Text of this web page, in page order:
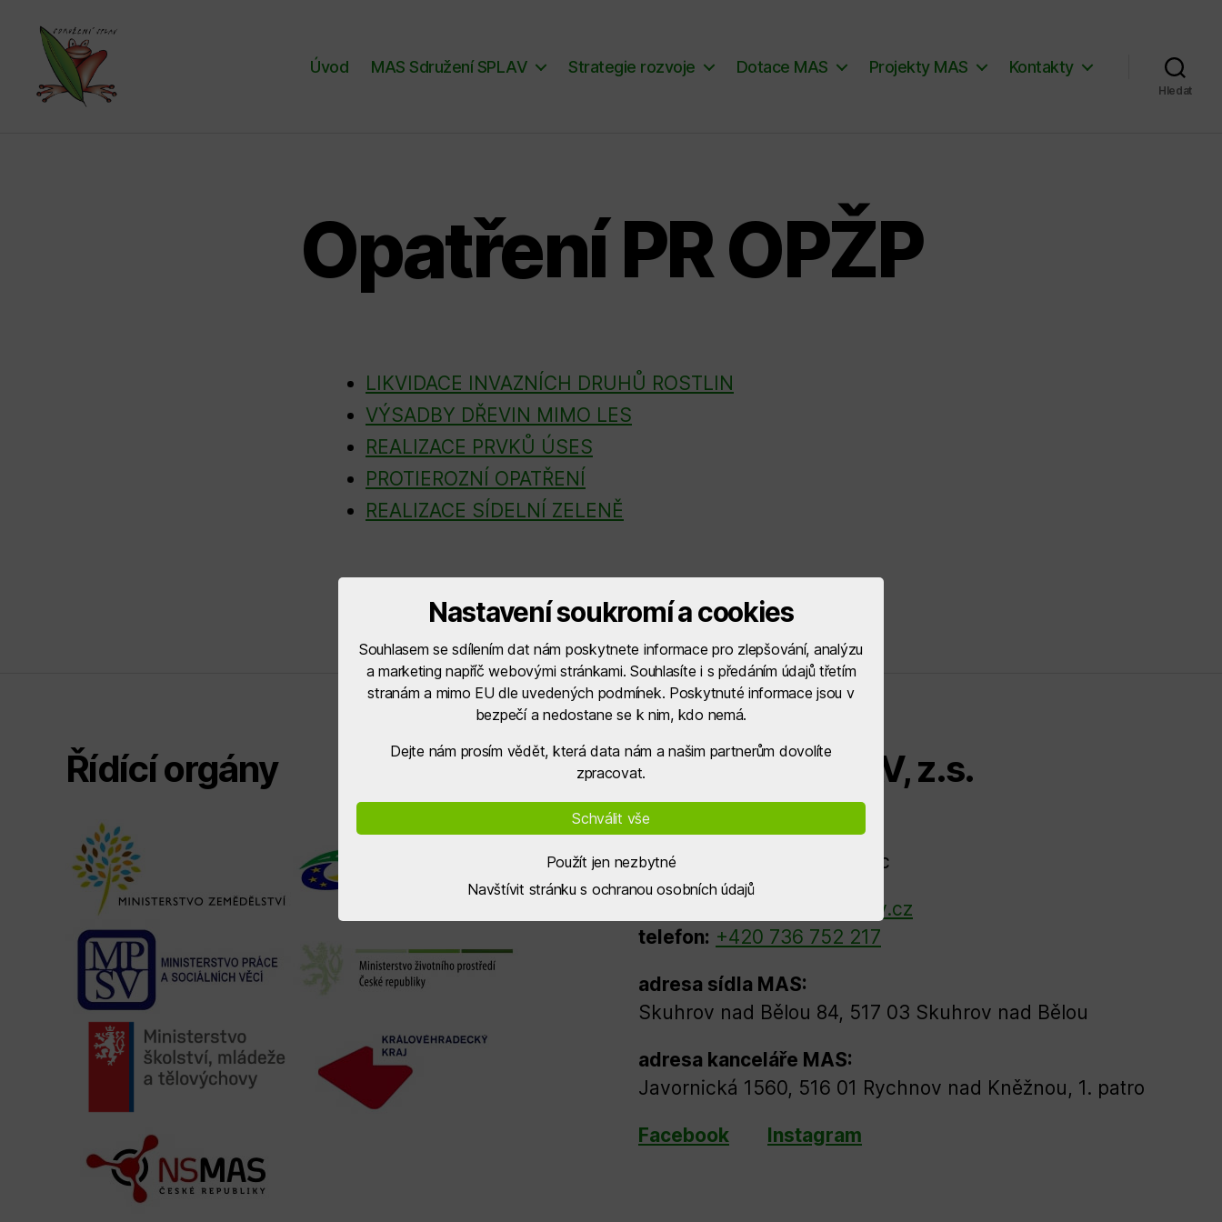
Úvod MAS Sdružení SPLAV Strategie rozvoje Dotace MAS Projekty MAS Kontakty
Hledat
Opatření PR OPŽP
LIKVIDACE INVAZNÍCH DRUHŮ ROSTLIN
VÝSADBY DŘEVIN MIMO LES
REALIZACE PRVKŮ ÚSES
PROTIEROZNÍ OPATŘENÍ
REALIZACE SÍDELNÍ ZELENĚ
Řídící orgány Sdružení SPLAV, z.s.
IČO: 269 83 389
ID dat. schránky
: 57mdmgc
info@sdruzenisplav.cz
telefon: +420 736 752 217
adresa sídla MAS:
Skuhrov nad Bělou 84, 517 03 Skuhrov nad Bělou
adresa kanceláře MAS:
Javornická 1560, 516 01 Rychnov nad Kněžnou, 1. patro
Facebook Instagram
Nastavení soukromí a cookies
Souhlasem se sdílením dat nám poskytnete informace pro zlepšování, analýzu
a marketing napříč webovými stránkami. Souhlasíte i s předáním údajů třetím
stranám a mimo EU dle uvedených podmínek. Poskytnuté informace jsou v
bezpečí a nedostane se k nim, kdo nemá.
Dejte nám prosím vědět, která data nám a našim partnerům dovolíte
zpracovat.
Schválit vše
Použít jen nezbytné
Navštívit stránku s ochranou osobních údajů